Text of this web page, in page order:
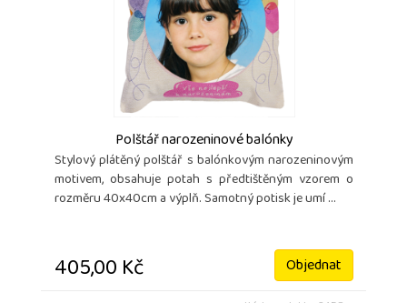
Polštář narozeninové balónky
Stylový plátěný polštář s balónkovým narozeninovým
motivem, obsahuje potah s předtištěným vzorem o
rozměru 40x40cm a výplň. Samotný potisk je umí ...
405,00 Kč Objednat